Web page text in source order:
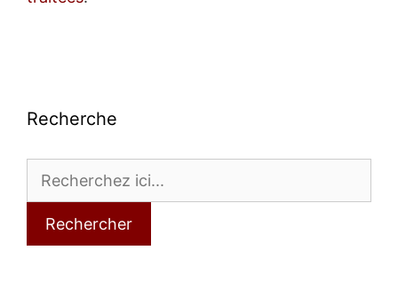
Recherche
Rechercher